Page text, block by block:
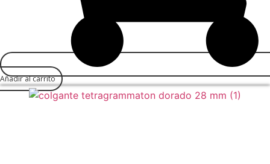
Añadir al carrito